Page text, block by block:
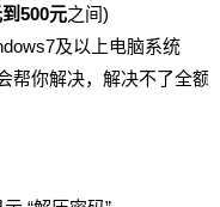
500元之间)
及以上电脑系统
帮你解决，解决不了全额